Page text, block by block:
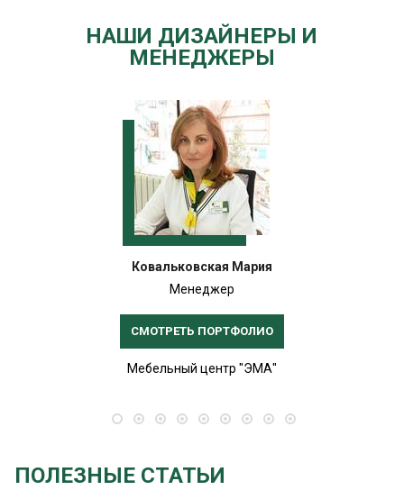
НАШИ ДИЗАЙНЕРЫ И
МЕНЕДЖЕРЫ
Ковальковская Мария
Менеджер
СМОТРЕТЬ ПОРТФОЛИО
Мебельный центр "ЭМА"
ПОЛЕЗНЫЕ СТАТЬИ